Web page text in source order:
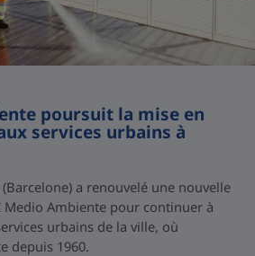
poursuit la mise en
services urbains à
a renouvelé une nouvelle
Medio Ambiente pour continuer à
urbains de la ville, où
depuis 1960.